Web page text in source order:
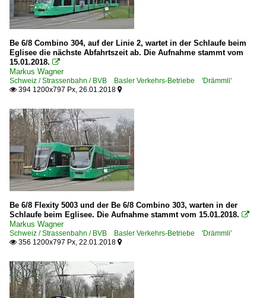
Be 6/8 Combino 304, auf der Linie 2, wartet in der Schlaufe beim
Eglisee die nächste Abfahrtszeit ab. Die Aufnahme stammt vom
15.01.2018. 
Markus Wagner
Schweiz / Strassenbahn / BVB Basler Verkehrs-Betriebe 'Drämmli'
 394 1200x797 Px, 26.01.2018 
Be 6/8 Flexity 5003 und der Be 6/8 Combino 303, warten in der
Schlaufe beim Eglisee. Die Aufnahme stammt vom 15.01.2018. 
Markus Wagner
Schweiz / Strassenbahn / BVB Basler Verkehrs-Betriebe 'Drämmli'
 356 1200x797 Px, 22.01.2018 